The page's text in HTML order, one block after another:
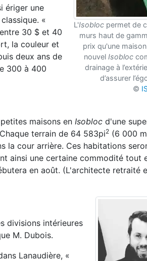
L'Isobloc permet de
murs haut de
prix qu'une
nouvel Isobloc
drainage à
d’assurer
©
ériger une
«
30 $ et 40
la couleur et
deux ans de
300 à 400
maisons en Isobloc d'une
terrain de 64 583pi2 (6 000 m
la cour arrière. Ces habitations
ainsi une certaine commodité tout
en août. (L'architecte retraité
divisions intérieures
M. Dubois.
Lanaudière, «